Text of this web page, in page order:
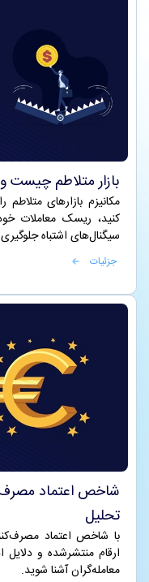
بازار متلاطم چیست
مکانیزم بازارهای
کنید، ریسک معاملات
سیگنال‌های اشتباه
جزئیات
شاخص اعتماد
تحلیل
با شاخص اعتماد
ارقام منتشرشده و
معامله‌گران آشنا شوید.